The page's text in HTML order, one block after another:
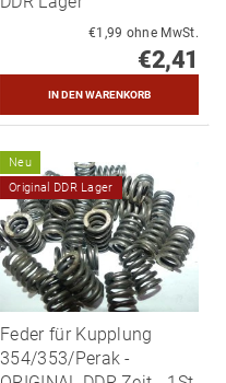
€1,99 ohne MwSt.
€2,41
Neu
Original DDR Lager
Feder für Kupplung
354/353/Perak -